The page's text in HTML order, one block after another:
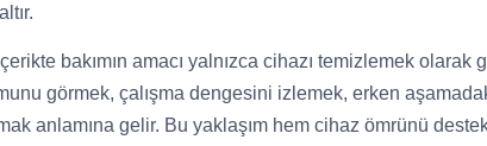
bakımın amacı yalnızca cihazı temizlemek olarak
görmek, çalışma dengesini izlemek, erken
anlamına gelir. Bu yaklaşım hem cihaz ömrünü